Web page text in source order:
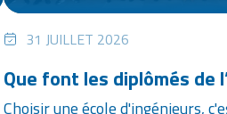
31 JUILLET 2026
Que font les diplômés de
Choisir une école d'ingénieurs,